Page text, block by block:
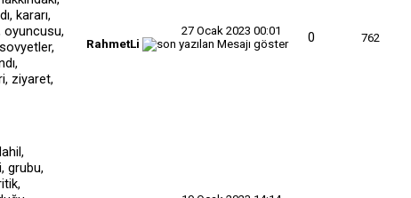
27 Ocak 2023 00:01
RahmetLi
0 762